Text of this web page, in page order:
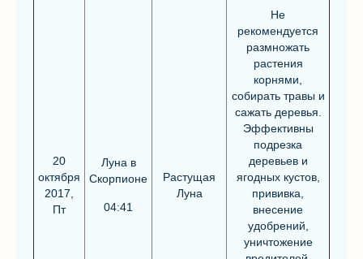
20
октября
2017,
Пт
Луна в
Скорпионе
04:41
Растущая
Луна
Не
рекомендуется
размножать
растения
корнями,
собирать травы и
сажать деревья.
Эффективны
подрезка
деревьев и
ягодных кустов,
прививка,
внесение
удобрений,
уничтожение